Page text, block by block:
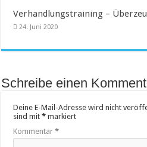
Verhandlungstraining –
24. Juni 2020
Schreibe einen
Deine E-Mail-Adresse wird nicht
sind mit* markiert
Kommentar*